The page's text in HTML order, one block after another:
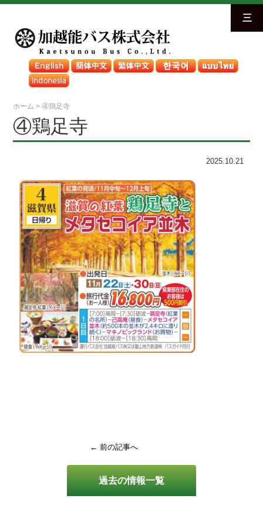
三
ホーム >④鶏足寺
過去の情報一覧
④鶏足寺
2025.10.21
← 前の記事へ